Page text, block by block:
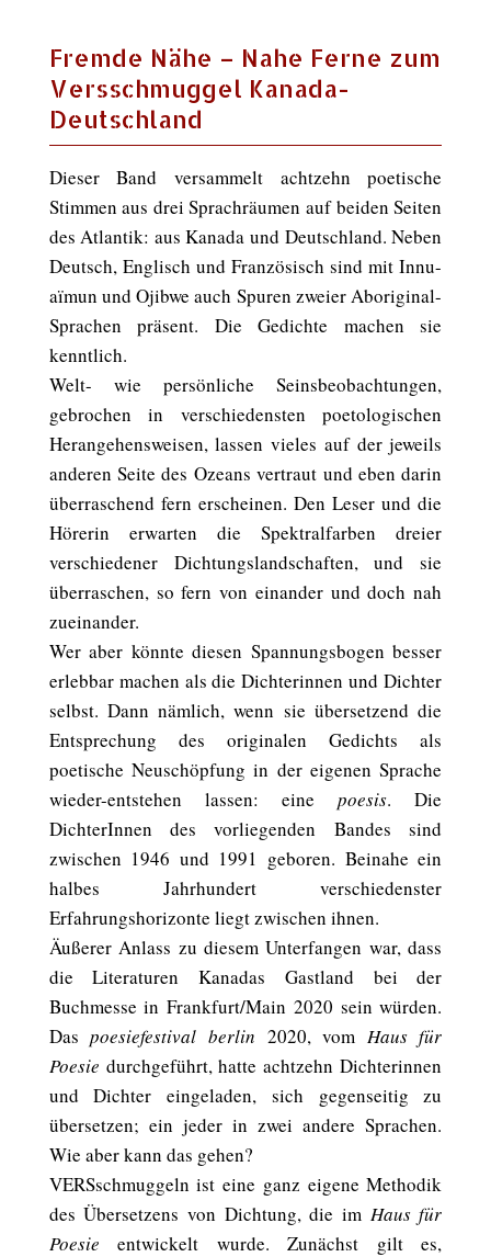
Fremde Nähe – Nahe Ferne zum
Versschmuggel Kanada-
Deutschland
Dieser Band versammelt achtzehn poetische
Stimmen aus drei Sprachräumen auf beiden Seiten
des Atlantik: aus Kanada und Deutschland. Neben
Deutsch, Englisch und Französisch sind mit Innu-
aïmun und Ojibwe auch Spuren zweier Aboriginal-
Sprachen präsent. Die Gedichte machen sie
kenntlich.
Welt- wie persönliche Seinsbeobachtungen,
gebrochen in verschiedensten poetologischen
Herangehensweisen, lassen vieles auf der jeweils
anderen Seite des Ozeans vertraut und eben darin
überraschend fern erscheinen. Den Leser und die
Hörerin erwarten die Spektralfarben dreier
verschiedener Dichtungslandschaften, und sie
überraschen, so fern von einander und doch nah
zueinander.
Wer aber könnte diesen Spannungsbogen besser
erlebbar machen als die Dichterinnen und Dichter
selbst. Dann nämlich, wenn sie übersetzend die
Entsprechung des originalen Gedichts als
poetische Neuschöpfung in der eigenen Sprache
wieder-entstehen lassen: einepoesis. Die
DichterInnen des vorliegenden Bandes sind
zwischen 1946 und 1991 geboren. Beinahe ein
halbes Jahrhundert verschiedenster
Erfahrungshorizonte liegt zwischen ihnen.
Äußerer Anlass zu diesem Unterfangen war, dass
die Literaturen Kanadas Gastland bei der
Buchmesse in Frankfurt/Main 2020 sein würden.
Daspoesiefestival berlin 2020, vom Haus für
Poesie durchgeführt, hatte achtzehn Dichterinnen
und Dichter eingeladen, sich gegenseitig zu
übersetzen; ein jeder in zwei andere Sprachen.
Wie aber kann das gehen?
VERSschmuggeln ist eine ganz eigene Methodik
des Übersetzens von Dichtung, die im Haus für
Poesie entwickelt wurde. Zunächst gilt es,